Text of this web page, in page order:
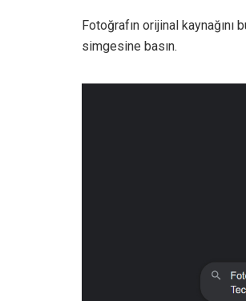
Fotoğrafın orijinal kaynağını
simgesine basın.